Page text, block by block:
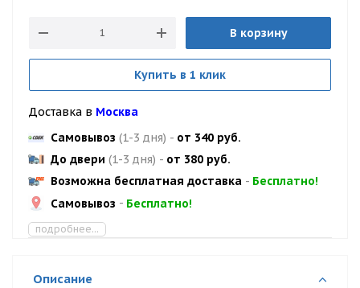
В корзину
Купить в 1 клик
Доставка в Москва
Самовывоз (1-3 дня) - от 340 руб.
До двери (1-3 дня) - от 380 руб.
Возможна бесплатная доставка - Бесплатно!
Самовывоз - Бесплатно!
подробнее...
Описание